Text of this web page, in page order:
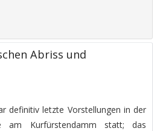
Abriss und
definitiv letzte Vorstellungen in der
am Kurfürstendamm statt; das